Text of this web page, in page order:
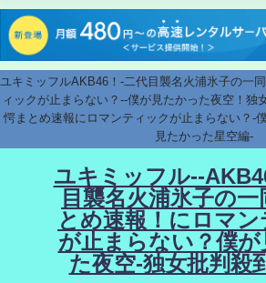
ユキミッフルAKB46！-二代目襲名火浦氷子の一
ィックが止まらない？--僕が見たかった夜空！独
愕まとめ速報にロマンティックが止まらない？-
見たかった星空編-
ユキミッフル--
目襲名火浦氷子の一
とめ速報！にロマン
が止まらない？僕が
た夜空-独女批判殺